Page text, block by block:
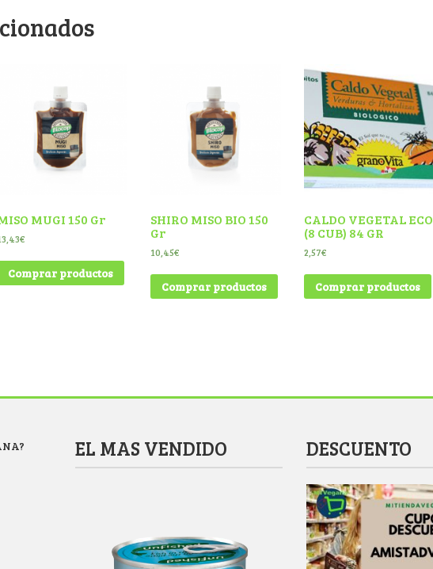
MUGI 150 Gr
€
Comprar productos
SHIRO MISO BIO 150
Gr
10,45€
Comprar productos
CALDO VEGETAL ECO
(8 CUB) 84 GR
2,57€
Comprar productos
EL MAS VENDIDO DESCUENTO